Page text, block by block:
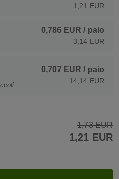
1,21 EUR
0,786 EUR / paio
3,14 EUR
0,707 EUR / paio
14,14 EUR
1,73 EUR
1,21 EUR